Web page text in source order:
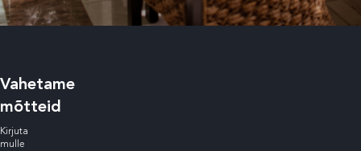
Vahetame
mõtteid
Kirjuta
mulle